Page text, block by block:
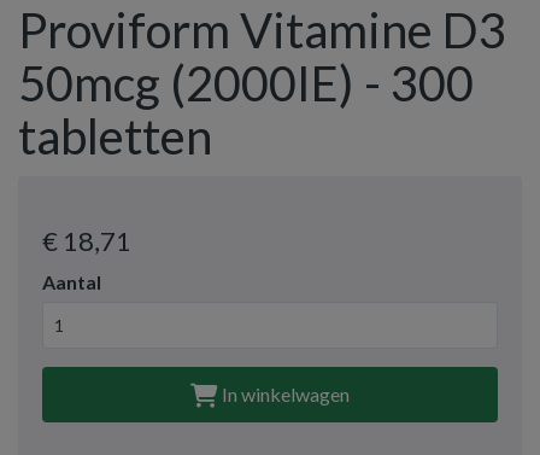
Proviform Vitamine D3
50mcg (2000IE) - 300
tabletten
€ 18,71
Aantal
In winkelwagen